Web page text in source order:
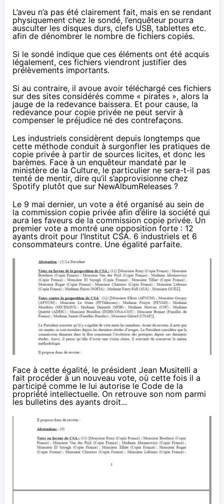
L’aveu n’a pas été clairement fait, mais en se rendant
physiquement chez le sondé, l’enquêteur pourra
ausculter les disques durs, clefs USB, tablettes etc.
afin de dénombrer le nombre de fichiers copiés.
Si le sondé indique que ces éléments ont été acquis
légalement, ces fichiers viendront justifier des
prélèvements importants.
Si au contraire, il avoue avoir téléchargé ces fichiers
sur des sites considérés comme « pirates », alors la
jauge de la redevance baissera. Et pour cause, la
redevance pour copie privée ne peut servir à
compenser le préjudice né des contrefaçons.
Les industriels considèrent depuis longtemps que
cette méthode conduit à surgonfler les pratiques de
copie privée à partir de sources licites, et donc les
barèmes. Face à un enquêteur mandaté par le
ministère de la Culture, le particulier ne sera-t-il pas
tenté de mentir, dire qu’il s’approvisionne chez
Spotify plutôt que sur NewAlbumReleases ?
Le 9 mai dernier, un vote a été organisé au sein de
la commission copie privée afin d’élire la société qui
aura les faveurs de la commission copie privée. Un
premier vote a montré une opposition forte : 12
ayants droit pour l’Institut CSA. 6 industriels et 6
consommateurs contre. Une égalité parfaite.
Face à cette égalité, le président Jean Musitelli a
fait procéder à un nouveau vote, où cette fois il a
participé comme le lui autorise le Code de la
propriété intellectuelle. On retrouve son nom parmi
les bulletins des ayants droit...